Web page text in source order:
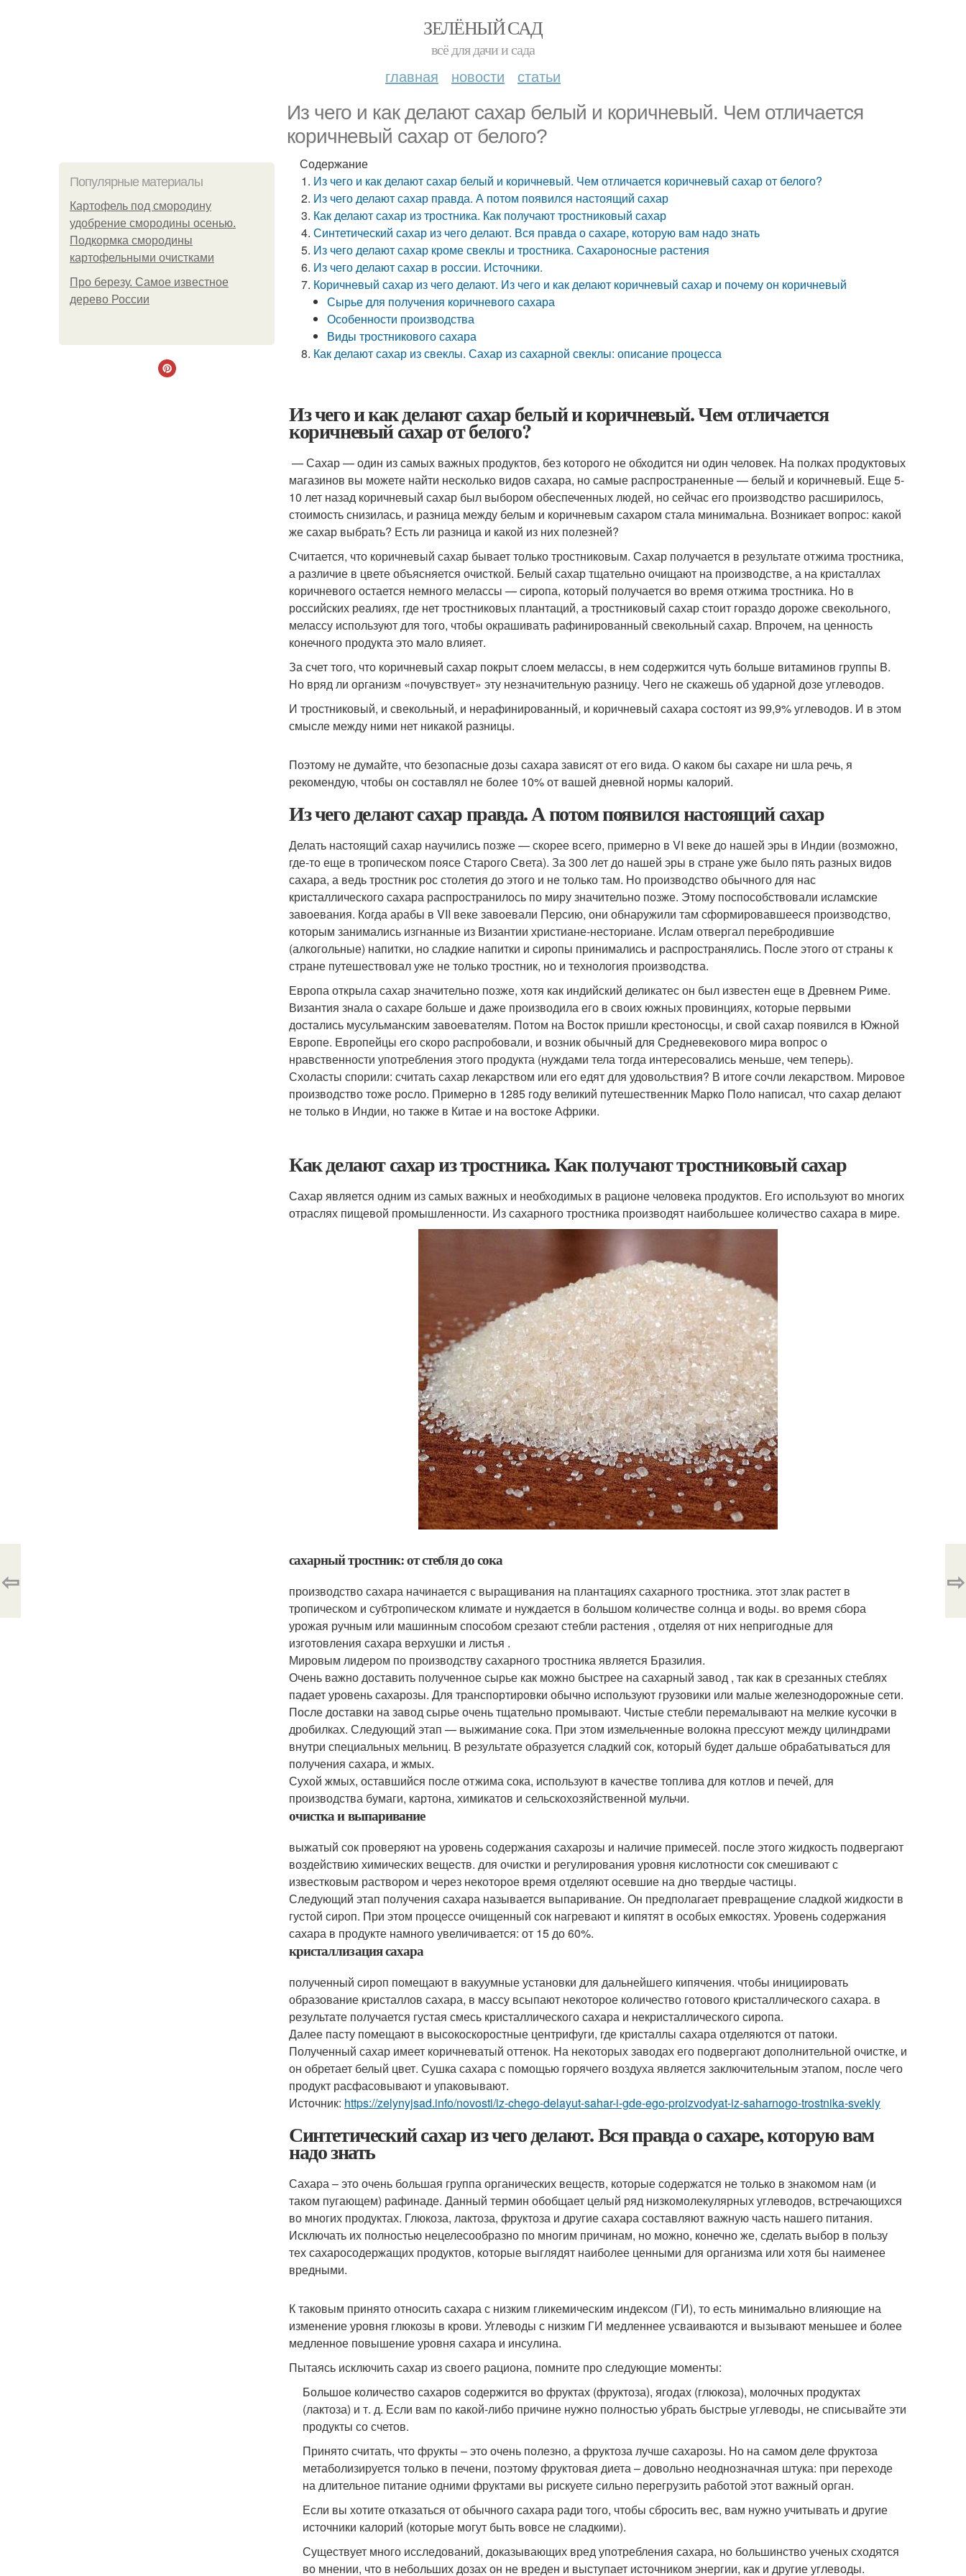
ЗЕЛЁНЫЙ САД
всё для дачи и сада
главная новости статьи
Из чего и как делают сахар белый и коричневый. Чем отличается
коричневый сахар от белого?
Популярные материалы
Картофель под смородину
удобрение смородины осенью.
Подкормка смородины
картофельными очистками
Про березу. Самое известное
дерево России
Содержание
Из чего и как делают сахар белый и коричневый. Чем отличается коричневый сахар от белого?
Из чего делают сахар правда. А потом появился настоящий сахар
Как делают сахар из тростника. Как получают тростниковый сахар
Синтетический сахар из чего делают. Вся правда о сахаре, которую вам надо знать
Из чего делают сахар кроме свеклы и тростника. Сахароносные растения
Из чего делают сахар в россии. Источники.
Коричневый сахар из чего делают. Из чего и как делают коричневый сахар и почему он коричневый
Сырье для получения коричневого сахара
Особенности производства
Виды тростникового сахара
Как делают сахар из свеклы. Сахар из сахарной свеклы: описание процесса
Из чего и как делают сахар белый и коричневый. Чем отличается
коричневый сахар от белого?
— Сахар — один из самых важных продуктов, без которого не обходится ни один человек. На полках продуктовых
магазинов вы можете найти несколько видов сахара, но самые распространенные — белый и коричневый. Еще 5-
10 лет назад коричневый сахар был выбором обеспеченных людей, но сейчас его производство расширилось,
стоимость снизилась, и разница между белым и коричневым сахаром стала минимальна. Возникает вопрос: какой
же сахар выбрать? Есть ли разница и какой из них полезней?
Считается, что коричневый сахар бывает только тростниковым. Сахар получается в результате отжима тростника,
а различие в цвете объясняется очисткой. Белый сахар тщательно очищают на производстве, а на кристаллах
коричневого остается немного мелассы — сиропа, который получается во время отжима тростника. Но в
российских реалиях, где нет тростниковых плантаций, а тростниковый сахар стоит гораздо дороже свекольного,
мелассу используют для того, чтобы окрашивать рафинированный свекольный сахар. Впрочем, на ценность
конечного продукта это мало влияет.
За счет того, что коричневый сахар покрыт слоем мелассы, в нем содержится чуть больше витаминов группы B.
Но вряд ли организм «почувствует» эту незначительную разницу. Чего не скажешь об ударной дозе углеводов.
И тростниковый, и свекольный, и нерафинированный, и коричневый сахара состоят из 99,9% углеводов. И в этом
смысле между ними нет никакой разницы.
Поэтому не думайте, что безопасные дозы сахара зависят от его вида. О каком бы сахаре ни шла речь, я
рекомендую, чтобы он составлял не более 10% от вашей дневной нормы калорий.
Из чего делают сахар правда. А потом появился настоящий сахар
Делать настоящий сахар научились позже — скорее всего, примерно в VI веке до нашей эры в Индии (возможно,
где-то еще в тропическом поясе Старого Света). За 300 лет до нашей эры в стране уже было пять разных видов
сахара, а ведь тростник рос столетия до этого и не только там. Но производство обычного для нас
кристаллического сахара распространилось по миру значительно позже. Этому поспособствовали исламские
завоевания. Когда арабы в VII веке завоевали Персию, они обнаружили там сформировавшееся производство,
которым занимались изгнанные из Византии христиане-несториане. Ислам отвергал перебродившие
(алкогольные) напитки, но сладкие напитки и сиропы принимались и распространялись. После этого от страны к
стране путешествовал уже не только тростник, но и технология производства.
Европа открыла сахар значительно позже, хотя как индийский деликатес он был известен еще в Древнем Риме.
Византия знала о сахаре больше и даже производила его в своих южных провинциях, которые первыми
достались мусульманским завоевателям. Потом на Восток пришли крестоносцы, и свой сахар появился в Южной
Европе. Европейцы его скоро распробовали, и возник обычный для Средневекового мира вопрос о
нравственности употребления этого продукта (нуждами тела тогда интересовались меньше, чем теперь).
Схоласты спорили: считать сахар лекарством или его едят для удовольствия? В итоге сочли лекарством. Мировое
производство тоже росло. Примерно в 1285 году великий путешественник Марко Поло написал, что сахар делают
не только в Индии, но также в Китае и на востоке Африки.
Как делают сахар из тростника. Как получают тростниковый сахар
Сахар является одним из самых важных и необходимых в рационе человека продуктов. Его используют во многих
отраслях пищевой промышленности. Из сахарного тростника производят наибольшее количество сахара в мире.
сахарный тростник: от стебля до сока
производство сахара начинается с выращивания на плантациях сахарного тростника. этот злак растет в
тропическом и субтропическом климате и нуждается в большом количестве солнца и воды. во время сбора
урожая ручным или машинным способом срезают стебли растения , отделяя от них непригодные для
изготовления сахара верхушки и листья .
Мировым лидером по производству сахарного тростника является Бразилия.
Очень важно доставить полученное сырье как можно быстрее на сахарный завод , так как в срезанных стеблях
падает уровень сахарозы. Для транспортировки обычно используют грузовики или малые железнодорожные сети.
После доставки на завод сырье очень тщательно промывают. Чистые стебли перемалывают на мелкие кусочки в
дробилках. Следующий этап — выжимание сока. При этом измельченные волокна прессуют между цилиндрами
внутри специальных мельниц. В результате образуется сладкий сок, который будет дальше обрабатываться для
получения сахара, и жмых.
Сухой жмых, оставшийся после отжима сока, используют в качестве топлива для котлов и печей, для
производства бумаги, картона, химикатов и сельскохозяйственной мульчи.
очистка и выпаривание
выжатый сок проверяют на уровень содержания сахарозы и наличие примесей. после этого жидкость подвергают
воздействию химических веществ. для очистки и регулирования уровня кислотности сок смешивают с
известковым раствором и через некоторое время отделяют осевшие на дно твердые частицы.
Следующий этап получения сахара называется выпаривание. Он предполагает превращение сладкой жидкости в
густой сироп. При этом процессе очищенный сок нагревают и кипятят в особых емкостях. Уровень содержания
сахара в продукте намного увеличивается: от 15 до 60%.
кристаллизация сахара
полученный сироп помещают в вакуумные установки для дальнейшего кипячения. чтобы инициировать
образование кристаллов сахара, в массу всыпают некоторое количество готового кристаллического сахара. в
результате получается густая смесь кристаллического сахара и некристаллического сиропа.
Далее пасту помещают в высокоскоростные центрифуги, где кристаллы сахара отделяются от патоки.
Полученный сахар имеет коричневатый оттенок. На некоторых заводах его подвергают дополнительной очистке, и
он обретает белый цвет. Сушка сахара с помощью горячего воздуха является заключительным этапом, после чего
продукт расфасовывают и упаковывают.
Источник: https://zelynyjsad.info/novosti/iz-chego-delayut-sahar-i-gde-ego-proizvodyat-iz-saharnogo-trostnika-svekly
Синтетический сахар из чего делают. Вся правда о сахаре, которую вам
надо знать
Сахара – это очень большая группа органических веществ, которые содержатся не только в знакомом нам (и
таком пугающем) рафинаде. Данный термин обобщает целый ряд низкомолекулярных углеводов, встречающихся
во многих продуктах. Глюкоза, лактоза, фруктоза и другие сахара составляют важную часть нашего питания.
Исключать их полностью нецелесообразно по многим причинам, но можно, конечно же, сделать выбор в пользу
тех сахаросодержащих продуктов, которые выглядят наиболее ценными для организма или хотя бы наименее
вредными.
К таковым принято относить сахара с низким гликемическим индексом (ГИ), то есть минимально влияющие на
изменение уровня глюкозы в крови. Углеводы с низким ГИ медленнее усваиваются и вызывают меньшее и более
медленное повышение уровня сахара и инсулина.
Пытаясь исключить сахар из своего рациона, помните про следующие моменты:
Большое количество сахаров содержится во фруктах (фруктоза), ягодах (глюкоза), молочных продуктах
(лактоза) и т. д. Если вам по какой-либо причине нужно полностью убрать быстрые углеводы, не списывайте эти
продукты со счетов.
Принято считать, что фрукты – это очень полезно, а фруктоза лучше сахарозы. Но на самом деле фруктоза
метаболизируется только в печени, поэтому фруктовая диета – довольно неоднозначная штука: при переходе
на длительное питание одними фруктами вы рискуете сильно перегрузить работой этот важный орган.
Если вы хотите отказаться от обычного сахара ради того, чтобы сбросить вес, вам нужно учитывать и другие
источники калорий (которые могут быть вовсе не сладкими).
Существует много исследований, доказывающих вред употребления сахара, но большинство ученых сходятся
во мнении, что в небольших дозах он не вреден и выступает источником энергии, как и другие углеводы.
⇦ ⇨